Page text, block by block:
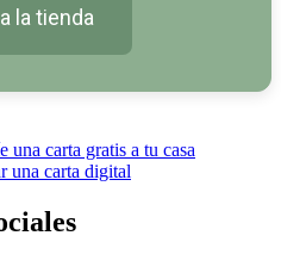
la tienda
una carta gratis a tu casa
una carta digital